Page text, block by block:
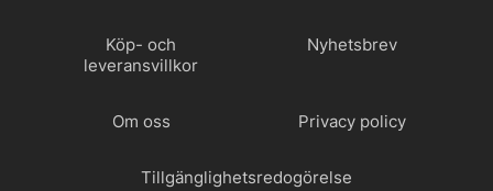
Köp- och
leveransvillkor
Nyhetsbrev
Om oss Privacy policy
Tillgänglighetsredogörelse